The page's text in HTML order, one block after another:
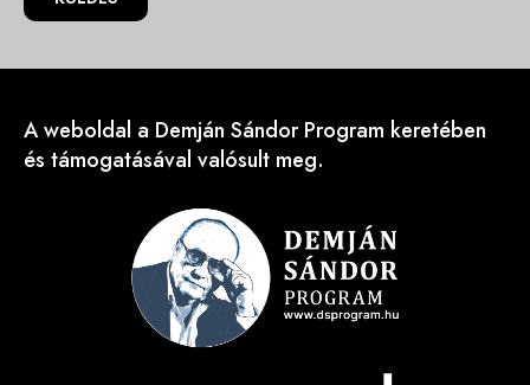
A weboldal a Demján Sándor Program keretében
és támogatásával valósult meg.